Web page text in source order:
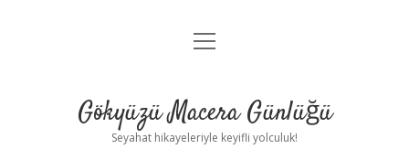
Anasayfa
Yasal Uyarı
menüyü
Gökyüzü Macera Günlüğü
Seyahat hikayeleriyle keyifli yolculuk!